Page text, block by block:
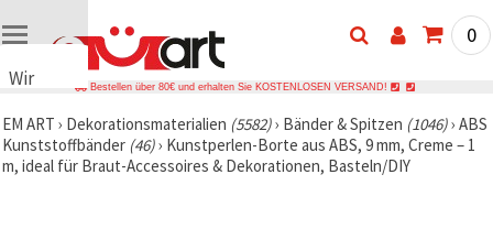
Wir
Cookies
🍪 Wir
verwenden
0
Bestellen über 80€ und erhalten Sie KOSTENLOSEN VERSAND!
EM ART › Dekorationsmaterialien (5582)› Bänder & Spitzen (1046)› ABS
Kunststoffbänder (46)› Kunstperlen-Borte aus ABS, 9 mm, Creme – 1
m, ideal für Braut-Accessoires & Dekorationen, Basteln/DIY